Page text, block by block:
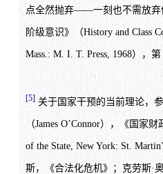
点全然抛弃——一刻也不需放弃
阶级意识》（History and Class
Mass.: M. I. T. Press, 1968），第
[5] 关于国家干预的当前理论，
（James O’Connor），《国家
of the State, New York: St.
斯，《合法化危机》；克劳斯·